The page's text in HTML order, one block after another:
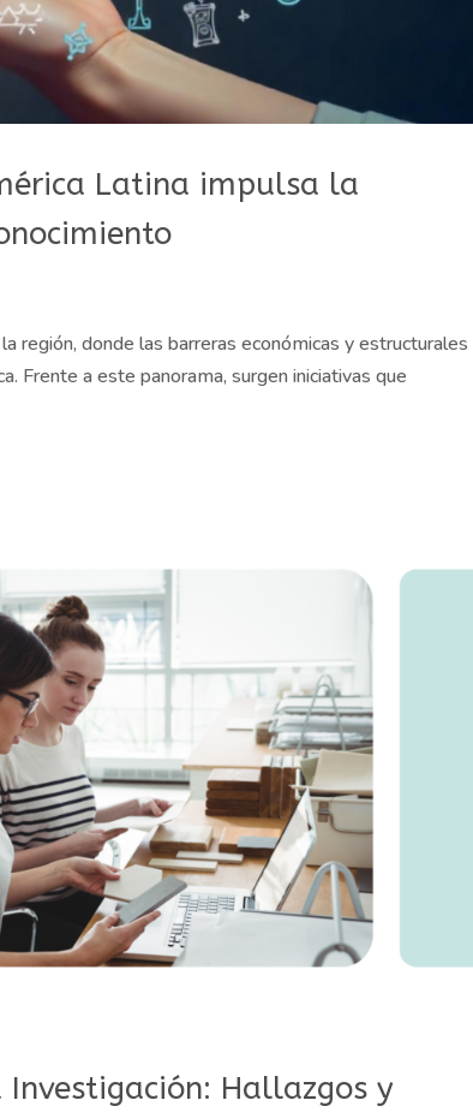
Latina impulsa la
región, donde las barreras económicas y estructurales
Frente a este panorama, surgen iniciativas que
Hallazgos y